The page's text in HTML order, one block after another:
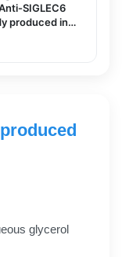
SIGLEC6
produced in
glycerol